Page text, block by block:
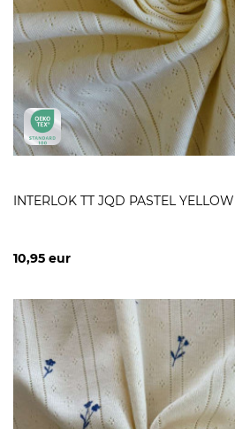
INTERLOK TT JQD PASTEL YELLOW
10,95 eur